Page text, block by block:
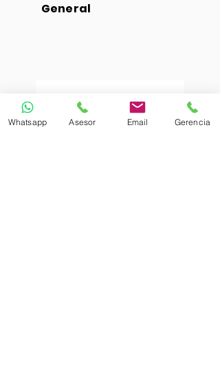
General
Whatsapp Asesor Email Gerencia